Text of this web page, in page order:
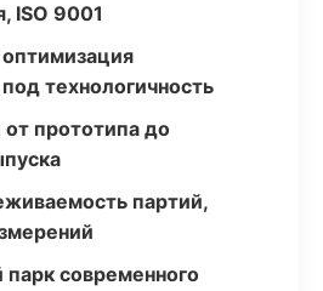
ISO 9001
технологичность
прототипа до
партий,
современного